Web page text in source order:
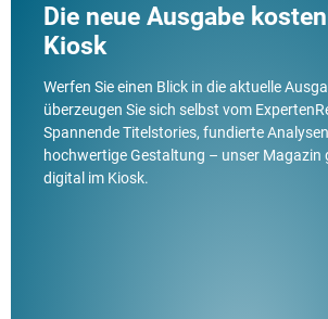
Die neue Ausgabe
Kiosk
Werfen Sie einen Blick in die aktuelle
überzeugen Sie sich selbst vom
Spannende Titelstories, fundierte
hochwertige Gestaltung – unser Magazin
digital im Kiosk.